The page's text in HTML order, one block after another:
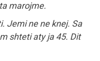
marojme.
Jemi ne ne knej. Sa
shteti aty ja 45. Dit